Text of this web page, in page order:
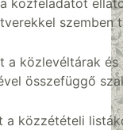
szemben
a közlevéltárak
összefüggő
a közzétételi